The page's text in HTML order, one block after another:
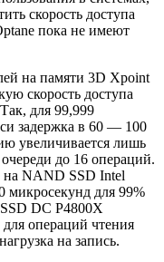
скорость доступа
пока не имеют
на памяти 3D Xpoint
скорость доступа
для 99,999
задержка в 60 — 100
увеличивается лишь
до 16 операций.
на NAND SSD Intel
микросекунд для 99%
DC P4800X
операций чтения
на запись.